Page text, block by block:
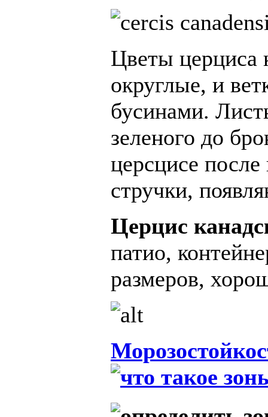
Цветы церциса
округлые, и
бусинами.
зеленого до
церсцисе
стручки,
Церцис
патио,
размеров,